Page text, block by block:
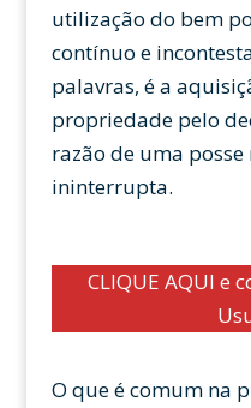
utilização do bem
contínuo e
palavras, é a
propriedade pelo
razão de uma
ininterrupta.
CLIQUE AQUI e
O que é comum na